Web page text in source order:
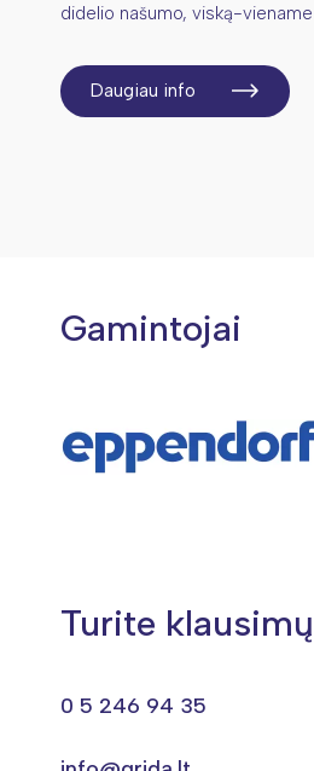
didelio našumo, viską-
Daugiau info
Gamintojai
Turite
0 5 246 94 35